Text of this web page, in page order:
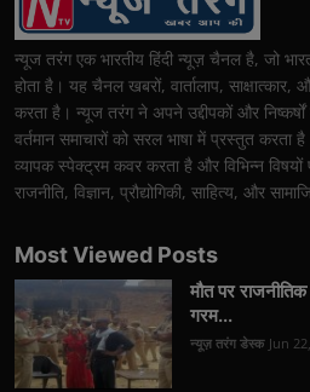
न्यूज तरंग एक भारतीय हिंदी न्यूज़ चैनल है, जो
होता है। यह चैनल खबरों, वार्तालाप, साक्षात्कार,
करता है। न्यूज तरंग ने अपने उद्दीपकों और
वर्तमान समाचारों को सरल भाषा में प्रस्तुत
व्यापक स्पेक्ट्रम कवर करता है और विभिन्न
राजनीति, विज्ञान, प्रौद्योगिकी, साहित्य, और
Most Viewed Posts
मौत पर
गरम...
न्यूज़ तरंग डेस्क Jun